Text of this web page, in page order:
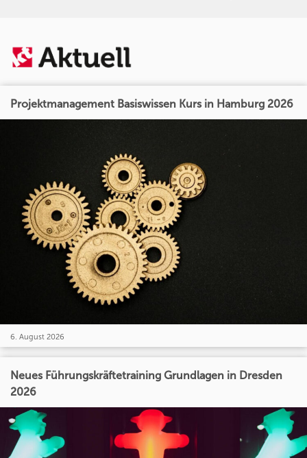
Projektmanagement Basiswissen Kurs in Hamburg 2026
6. August 2026
Neues Führungskräftetraining Grundlagen in Dresden
2026